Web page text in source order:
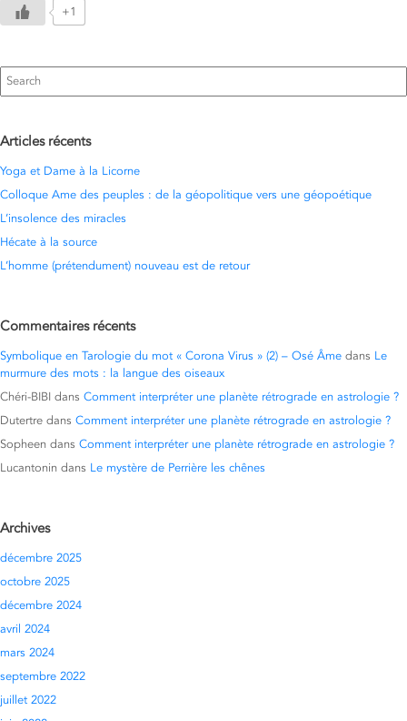
+1
Search
for:
Articles récents
Yoga et Dame à la Licorne
Colloque Ame des peuples : de la géopolitique vers une géopoétique
L’insolence des miracles
Hécate à la source
L’homme (prétendument) nouveau est de retour
Commentaires récents
Symbolique en Tarologie du mot « Corona Virus » (2) – Osé Âme dans Le
murmure des mots : la langue des oiseaux
Chéri-BIBI dans Comment interpréter une planète rétrograde en astrologie ?
Dutertre dans Comment interpréter une planète rétrograde en astrologie ?
Sopheen dans Comment interpréter une planète rétrograde en astrologie ?
Lucantonin dans Le mystère de Perrière les chênes
Archives
décembre 2025
octobre 2025
décembre 2024
avril 2024
mars 2024
septembre 2022
juillet 2022